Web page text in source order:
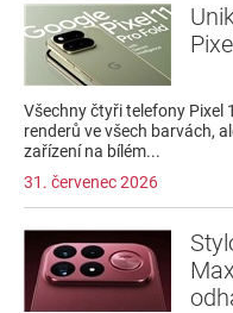
Všechny čtyři telefony Pixel
renderů ve všech barvách,
zařízení na bílém...
31. červenec 2026